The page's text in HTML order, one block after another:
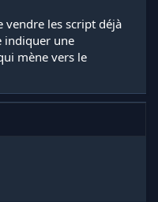
vendre les script déjà
indiquer une
mène vers le